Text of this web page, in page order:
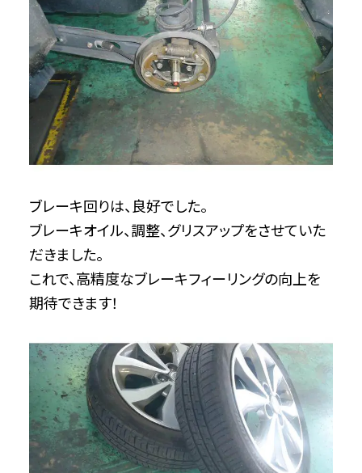
ブレーキ回りは、良好でした。
ブレーキオイル、調整、グリスアップをさせていた
だきました。
これで、高精度なブレーキフィーリングの向上を
期待できます！